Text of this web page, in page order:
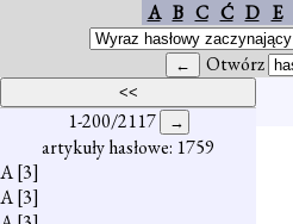
A B C Ć D E
Otwórz
1-200/2117
artykuły hasłowe: 1759
A[3]
A[3]